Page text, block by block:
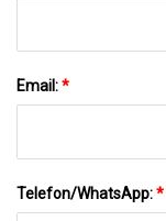
Email:*
Telefon/WhatsApp:*